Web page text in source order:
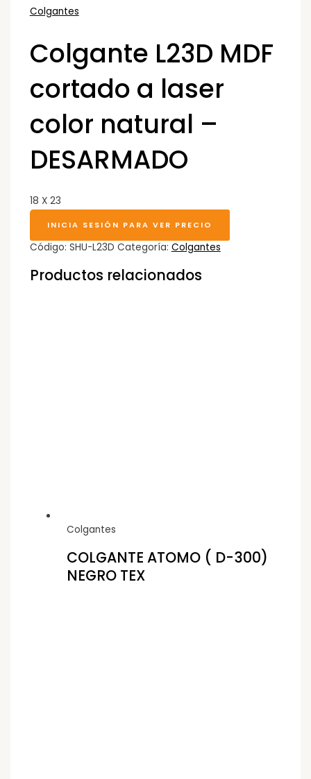
Colgantes
Colgante L23D MDF
cortado a laser
color natural –
DESARMADO
18 X 23
INICIA SESIÓN PARA VER PRECIO
Código: SHU-L23D Categoría: Colgantes
Productos relacionados
Colgantes
COLGANTE ATOMO ( D-300)
NEGRO TEX